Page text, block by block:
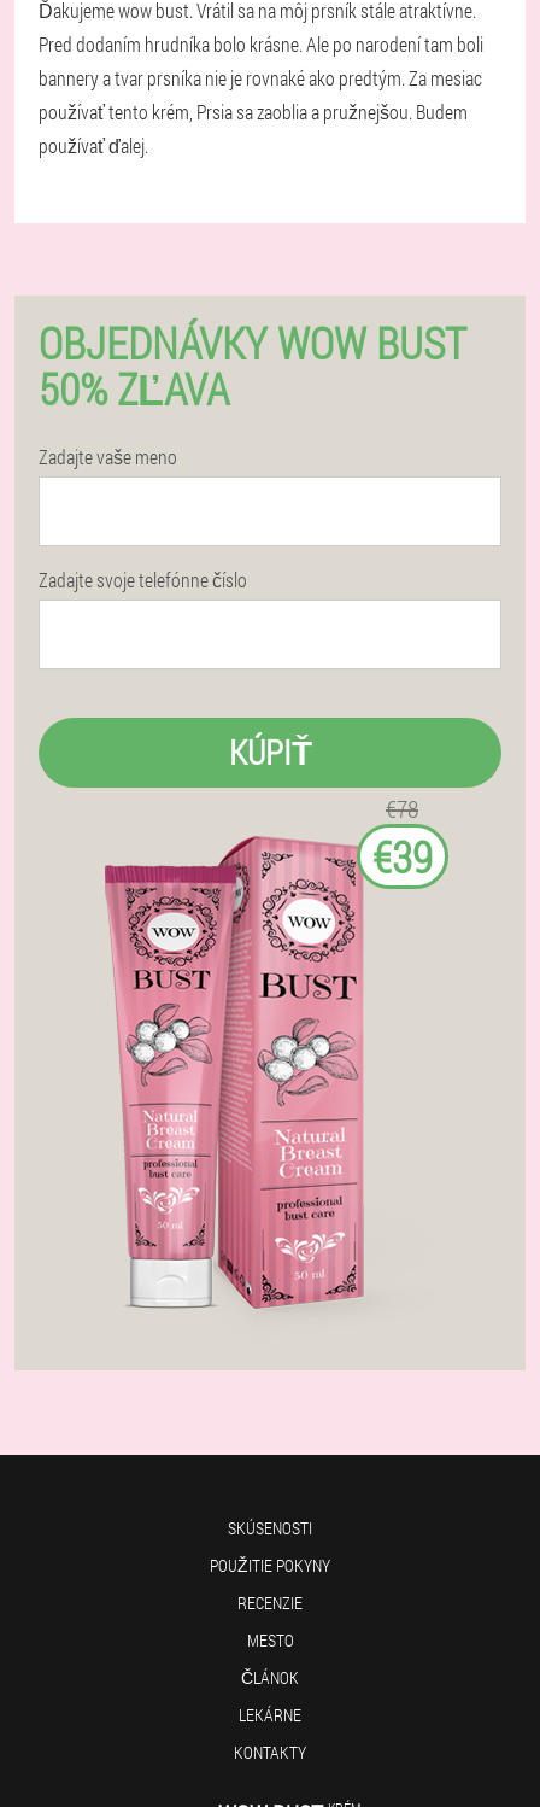
Ďakujeme wow bust. Vrátil sa na môj prsník stále atraktívne.
Pred dodaním hrudníka bolo krásne. Ale po narodení tam boli
bannery a tvar prsníka nie je rovnaké ako predtým. Za mesiac
používať tento krém, Prsia sa zaoblia a pružnejšou. Budem
používať ďalej.
OBJEDNÁVKY WOW BUST
50% ZĽAVA
Zadajte vaše meno
Zadajte svoje telefónne číslo
KÚPIŤ
€78
€39
SKÚSENOSTI
POUŽITIE POKYNY
RECENZIE
MESTO
ČLÁNOK
LEKÁRNE
KONTAKTY